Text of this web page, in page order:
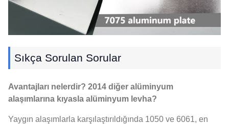
Sıkça Sorulan Sorular
Avantajları nelerdir? 2014 diğer alüminyum
alaşımlarına kıyasla alüminyum levha?
Yaygın alaşımlarla karşılaştırıldığında 1050 ve 6061, en